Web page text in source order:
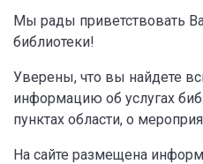
Мы рады приветствовать
библиотеки!
Уверены, что вы найдете
информацию об услугах
пунктах области, о
На сайте размещена